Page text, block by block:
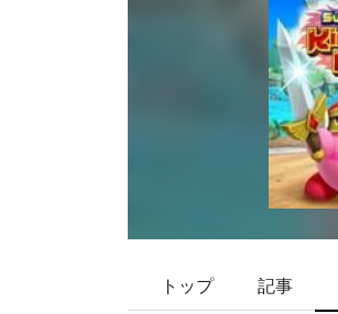
トップ 記事